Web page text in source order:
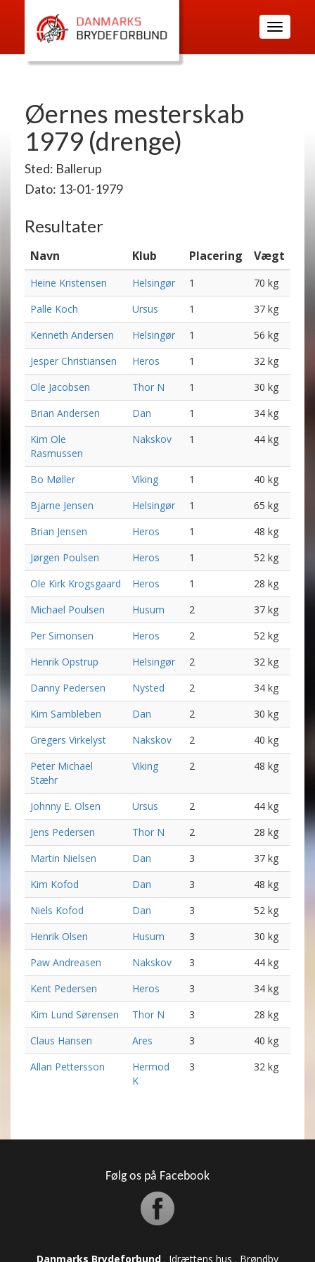
Toggle
navigation
Øernes mesterskab
1979 (drenge)
Sted: Ballerup
Dato: 13-01-1979
Resultater
Navn Klub Placering Vægt
Heine Kristensen Helsingør 1
70 kg
Palle Koch
Ursus 1
37 kg
Kenneth Andersen
Helsingør 1
56 kg
Jesper Christiansen
Heros 1
32 kg
Ole Jacobsen
Thor N 1
30 kg
Brian Andersen
Dan 1
34 kg
Kim Ole
Rasmussen
Nakskov 1 44 kg
Bo Møller Viking 1
40 kg
Bjarne Jensen
Helsingør 1
65 kg
Brian Jensen
Heros 1
48 kg
Jørgen Poulsen
Heros 1
52 kg
Ole Kirk Krogsgaard
Heros 1
28 kg
Michael Poulsen
Husum 2
37 kg
Per Simonsen
Heros 2
52 kg
Henrik Opstrup
Helsingør 2
32 kg
Danny Pedersen
Nysted 2
34 kg
Kim Sambleben
Dan 2
30 kg
Gregers Virkelyst
Nakskov 2
40 kg
Peter Michael
Stæhr
Viking 2 48 kg
Johnny E. Olsen Ursus 2
44 kg
Jens Pedersen
Thor N 2
28 kg
Martin Nielsen
Dan 3
37 kg
Kim Kofod
Dan 3
48 kg
Niels Kofod
Dan 3
52 kg
Henrik Olsen
Husum 3
30 kg
Paw Andreasen
Nakskov 3
44 kg
Kent Pedersen
Heros 3
34 kg
Kim Lund Sørensen
Thor N 3
28 kg
Claus Hansen
Ares 3
40 kg
Allan Pettersson
Hermod
K
3 32 kg
Følg os på Facebook
Danmarks Brydeforbund . Idrættens hus . Brøndby